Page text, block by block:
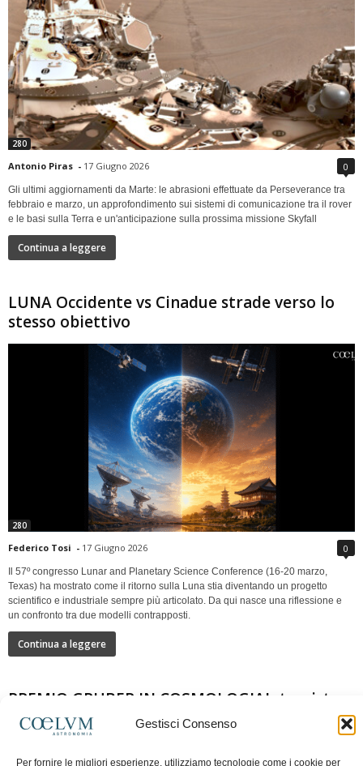
Gestisci Consenso
Per fornire le migliori esperienze, utilizziamo tecnologie come i cookie per
280
Antonio Piras - 17 Giugno 2026 0
Gli ultimi aggiornamenti da Marte: le abrasioni effettuate da Perseverance tra
febbraio e marzo, un approfondimento sui sistemi di comunicazione tra il rover
e le basi sulla Terra e un'anticipazione sulla prossima missione Skyfall
Continua a leggere
LUNA Occidente vs Cinadue strade verso lo
stesso obiettivo
280
Federico Tosi - 17 Giugno 2026 0
Il 57º congresso Lunar and Planetary Science Conference (16-20 marzo,
Texas) ha mostrato come il ritorno sulla Luna stia diventando un progetto
scientifico e industriale sempre più articolato. Da qui nasce una riflessione e
un confronto tra due modelli contrapposti.
Continua a leggere
PREMIO GRUBER IN COSMOLOGIAIntervista a
Nazzareno Mandolesi